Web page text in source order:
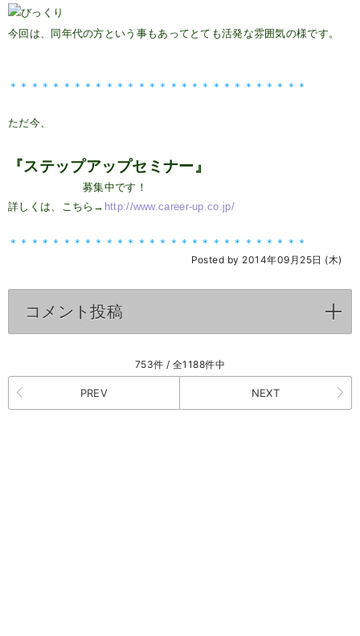
今回は、同年代の方という事もあってとても活発な雰囲気の様です。
＊＊＊＊＊＊＊＊＊＊＊＊＊＊＊＊＊＊＊＊＊＊＊＊＊＊＊＊
ただ今、
『ステップアップセミナー』
募集中です！
詳しくは、こちら→ http://www.career-up.co.jp/
＊＊＊＊＊＊＊＊＊＊＊＊＊＊＊＊＊＊＊＊＊＊＊＊＊＊＊＊
Posted by 2014年09月25日 (木)
コメント投稿
753件 / 全1188件中
PREV NEXT